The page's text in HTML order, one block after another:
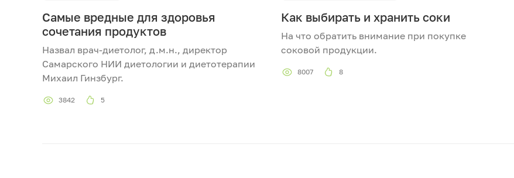
Самые вредные для здоровья
сочетания продуктов
Назвал врач-диетолог, д.м.н., директор
Самарского НИИ диетологии и диетотерапии
Михаил Гинзбург.
3842 5
Как выбирать и хранить соки
На что обратить внимание при покупке
соковой продукции.
8007 8